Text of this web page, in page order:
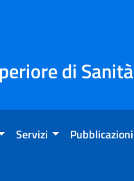
di Sanità
Servizi Pubblicazioni